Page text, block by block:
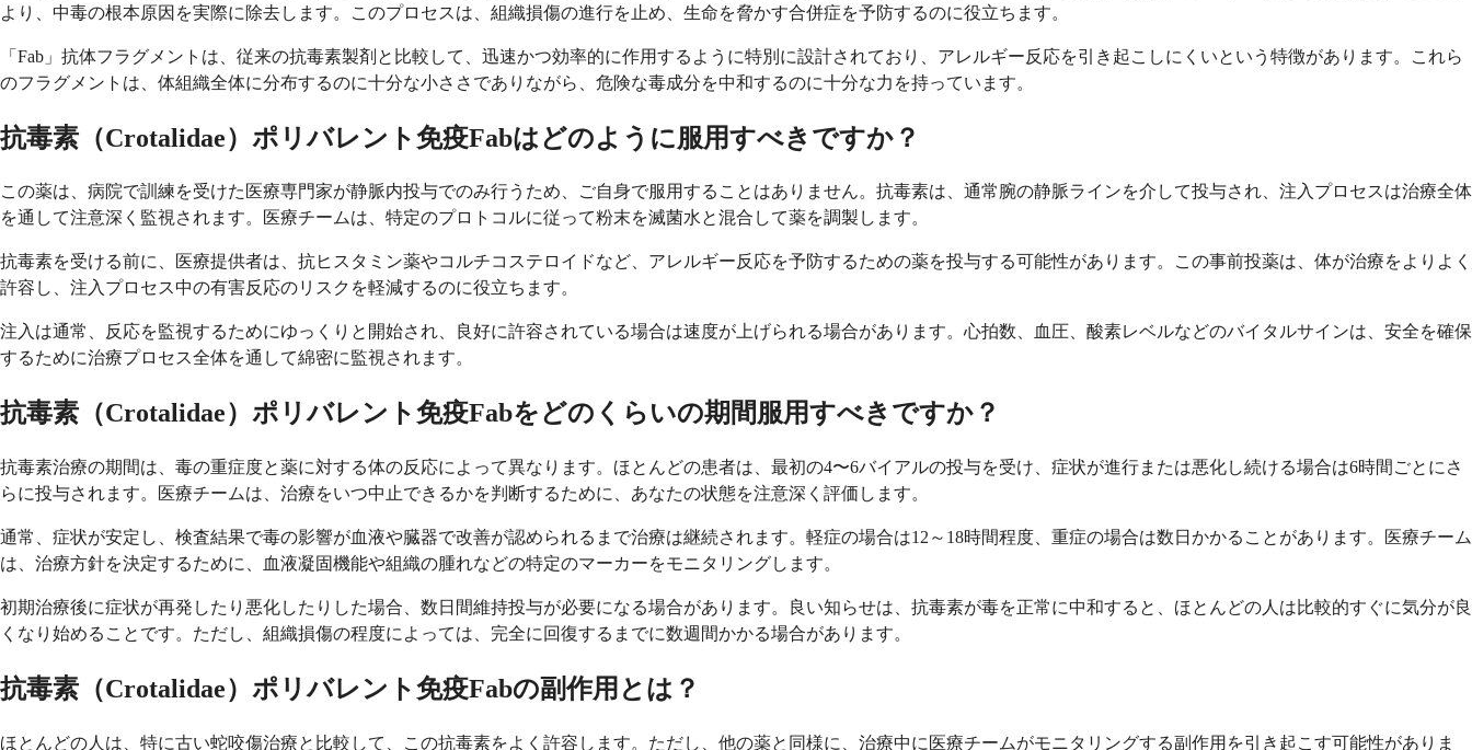
より、中毒の根本原因を実際に除去します。このプロセスは、組織損傷の進行を止め、生命を脅かす合併症を予防するのに役立ちます。
「Fab」抗体フラグメントは、従来の抗毒素製剤と比較して、迅速かつ効率的に作用するように特別に設計されており、アレルギー反応を引き起こしにくいという特徴があります。これら
のフラグメントは、体組織全体に分布するのに十分な小ささでありながら、危険な毒成分を中和するのに十分な力を持っています。
抗毒素（Crotalidae）ポリバレント免疫Fabはどのように服用すべきですか？
この薬は、病院で訓練を受けた医療専門家が静脈内投与でのみ行うため、ご自身で服用することはありません。抗毒素は、通常腕の静脈ラインを介して投与され、注入プロセスは治療全体
を通して注意深く監視されます。医療チームは、特定のプロトコルに従って粉末を滅菌水と混合して薬を調製します。
抗毒素を受ける前に、医療提供者は、抗ヒスタミン薬やコルチコステロイドなど、アレルギー反応を予防するための薬を投与する可能性があります。この事前投薬は、体が治療をよりよく
許容し、注入プロセス中の有害反応のリスクを軽減するのに役立ちます。
注入は通常、反応を監視するためにゆっくりと開始され、良好に許容されている場合は速度が上げられる場合があります。心拍数、血圧、酸素レベルなどのバイタルサインは、安全を確保
するために治療プロセス全体を通して綿密に監視されます。
抗毒素（Crotalidae）ポリバレント免疫Fabをどのくらいの期間服用すべきですか？
抗毒素治療の期間は、毒の重症度と薬に対する体の反応によって異なります。ほとんどの患者は、最初の4〜6バイアルの投与を受け、症状が進行または悪化し続ける場合は6時間ごとにさ
らに投与されます。医療チームは、治療をいつ中止できるかを判断するために、あなたの状態を注意深く評価します。
通常、症状が安定し、検査結果で毒の影響が血液や臓器で改善が認められるまで治療は継続されます。軽症の場合は12～18時間程度、重症の場合は数日かかることがあります。医療チーム
は、治療方針を決定するために、血液凝固機能や組織の腫れなどの特定のマーカーをモニタリングします。
初期治療後に症状が再発したり悪化したりした場合、数日間維持投与が必要になる場合があります。良い知らせは、抗毒素が毒を正常に中和すると、ほとんどの人は比較的すぐに気分が良
くなり始めることです。ただし、組織損傷の程度によっては、完全に回復するまでに数週間かかる場合があります。
抗毒素（Crotalidae）ポリバレント免疫Fabの副作用とは？
ほとんどの人は、特に古い蛇咬傷治療と比較して、この抗毒素をよく許容します。ただし、他の薬と同様に、治療中に医療チームがモニタリングする副作用を引き起こす可能性がありま